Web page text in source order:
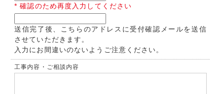
* 確認のため再度入力してください
送信完了後、こちらのアドレスに受付確認メールを送信
させていただきます。
入力にお間違いのないようご注意ください。
工事内容・ご相談内容